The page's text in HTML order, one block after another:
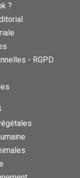
?
- RGPD